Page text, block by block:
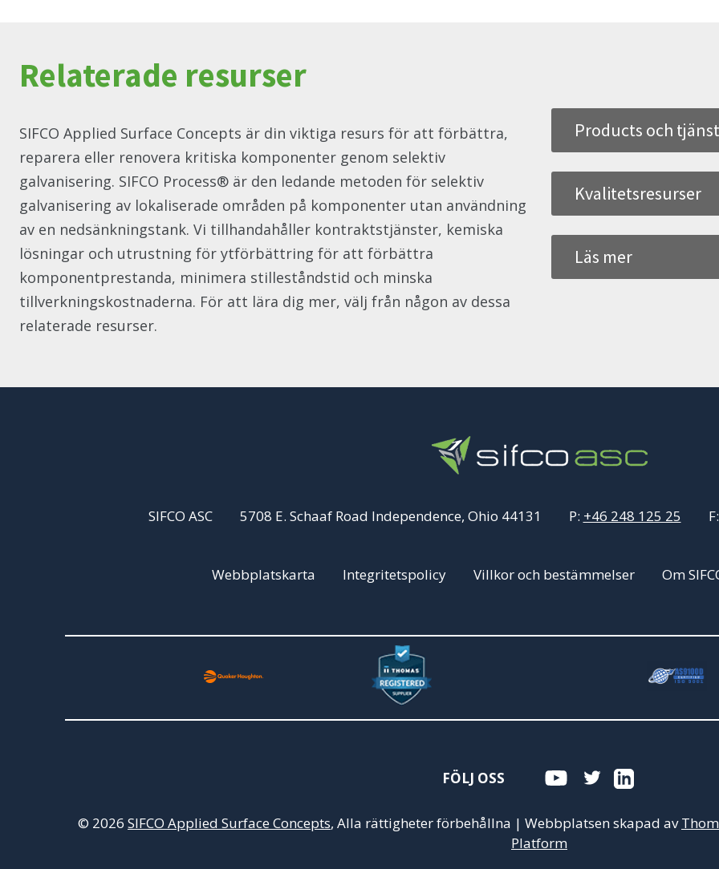
Relaterade resurser
SIFCO Applied Surface Concepts är din viktiga resurs för att förbättra,
reparera eller renovera kritiska komponenter genom selektiv
galvanisering. SIFCO Process® är den ledande metoden för selektiv
galvanisering av lokaliserade områden på komponenter utan användning
av en nedsänkningstank. Vi tillhandahåller kontraktstjänster, kemiska
lösningar och utrustning för ytförbättring för att förbättra
komponentprestanda, minimera stilleståndstid och minska
tillverkningskostnaderna. För att lära dig mer, välj från någon av dessa
relaterade resurser.
Products och
Kvalitetsresurser
Läs mer
SIFCO ASC 5708 E. Schaaf Road Independence, Ohio 44131 P: +46 248 125 25
Webbplatskarta Integritetspolicy Villkor och bestämmelser Om
FÖLJ OSS
© 2026 SIFCO Applied Surface Concepts, Alla rättigheter förbehållna | Webbplatsen skapad av
Platform